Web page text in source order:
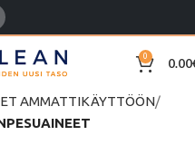
0 0.00
AMMATTIKÄYTTÖÖN